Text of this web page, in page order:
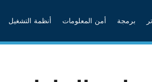
برمجة أمن المعلومات أنظمة التشغيل